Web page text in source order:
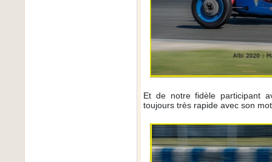
Et de notre fidèle participant
toujours très rapide avec son